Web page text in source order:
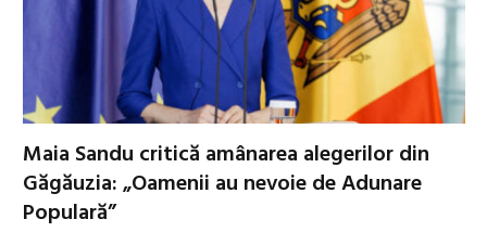
Maia Sandu critică amânarea alegerilor din
Găgăuzia: „Oamenii au nevoie de Adunare
Populară”